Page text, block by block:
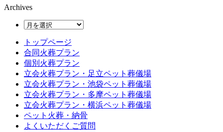
Archives
トップページ
合同火葬プラン
個別火葬プラン
立会火葬プラン・足立ペット葬儀場
立会火葬プラン・池袋ペット葬儀場
立会火葬プラン・多摩ペット葬儀場
立会火葬プラン・横浜ペット葬儀場
ペット火葬・納骨
よくいただくご質問